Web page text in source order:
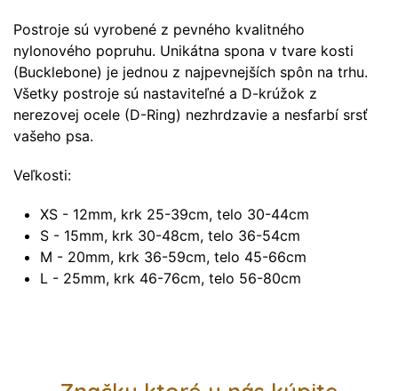
Postroje sú vyrobené z pevného kvalitného
nylonového popruhu. Unikátna spona v tvare kosti
(Bucklebone) je jednou z najpevnejších spôn na trhu.
Všetky postroje sú nastaviteľné a D-krúžok z
nerezovej ocele (D-Ring) nezhrdzavie a nesfarbí srsť
vašeho psa.
Veľkosti:
XS - 12mm, krk 25-39cm, telo 30-44cm
S - 15mm, krk 30-48cm, telo 36-54cm
M - 20mm, krk 36-59cm, telo 45-66cm
L - 25mm, krk 46-76cm, telo 56-80cm